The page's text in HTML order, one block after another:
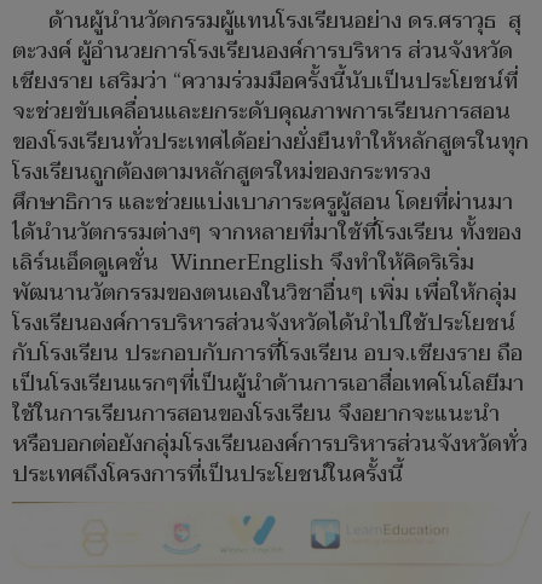
ด้านผู้นำนวัตกรรมผู้แทนโรงเรียนอย่าง ดร.ศราวุธ สุ
ตะวงค์ ผู้อำนวยการโรงเรียนองค์การบริหาร ส่วนจังหวัด
เชียงราย เสริมว่า “ความร่วมมือครั้งนี้นับเป็นประโยชน์ที่
จะช่วยขับเคลื่อนและยกระดับคุณภาพการเรียนการสอน
ของโรงเรียนทั่วประเทศได้อย่างยั่งยืนทำให้หลักสูตรในทุก
โรงเรียนถูกต้องตามหลักสูตรใหม่ของกระทรวง
ศึกษาธิการ และช่วยแบ่งเบาภาระครูผู้สอน โดยที่ผ่านมา
ได้นำนวัตกรรมต่างๆ จากหลายที่มาใช้ที่โรงเรียน ทั้งของ
เลิร์นเอ็ดดูเคชั่น WinnerEnglish จึงทำให้คิดริเริ่ม
พัฒนานวัตกรรมของตนเองในวิชาอื่นๆ เพิ่ม เพื่อให้กลุ่ม
โรงเรียนองค์การบริหารส่วนจังหวัดได้นำไปใช้ประโยชน์
กับโรงเรียน ประกอบกับการที่โรงเรียน อบจ.เชียงราย ถือ
เป็นโรงเรียนแรกๆที่เป็นผู้นำด้านการเอาสื่อเทคโนโลยีมา
ใช้ในการเรียนการสอนของโรงเรียน จึงอยากจะแนะนำ
หรือบอกต่อยังกลุ่มโรงเรียนองค์การบริหารส่วนจังหวัดทั่ว
ประเทศถึงโครงการที่เป็นประโยชน์ในครั้งนี้